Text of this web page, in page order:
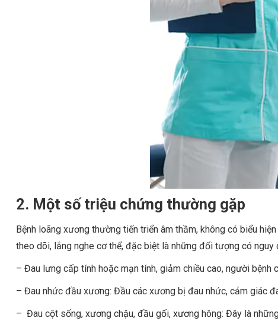
2. Một số triệu chứng thường gặp
Bệnh loãng xương thường tiến triển âm thầm, không có biểu
theo dõi, lắng nghe cơ thể, đặc biệt là những đối tượng có
– Đau lưng cấp tính hoặc mạn tính, giảm chiều cao, người bệnh
– Đau nhức đầu xương: Đầu các xương bị đau nhức, cảm giác
– Đau cột sống, xương chậu, đầu gối, xương hông: Đây là